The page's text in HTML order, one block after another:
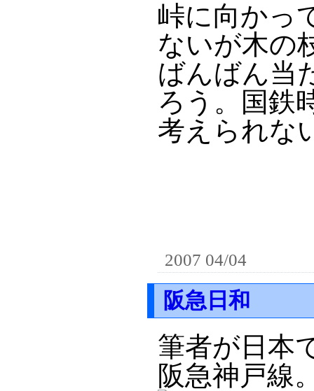
峠に向かっ
ないが木の
ばんばん当
ろう。国鉄
考えられな
2007 04/04
阪急日和
筆者が日本
阪急神戸線